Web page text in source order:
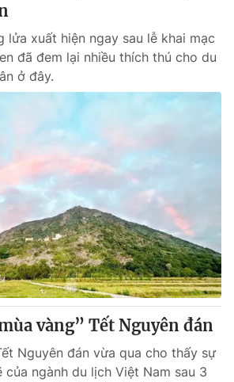
lửa xuất hiện ngay sau lễ khai mạc
đã đem lại nhiều thích thú cho du
ở đây.
vàng” Tết Nguyên đán
Nguyên đán vừa qua cho thấy sự
của ngành du lịch Việt Nam sau 3